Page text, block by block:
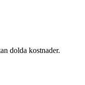
dolda kostnader.